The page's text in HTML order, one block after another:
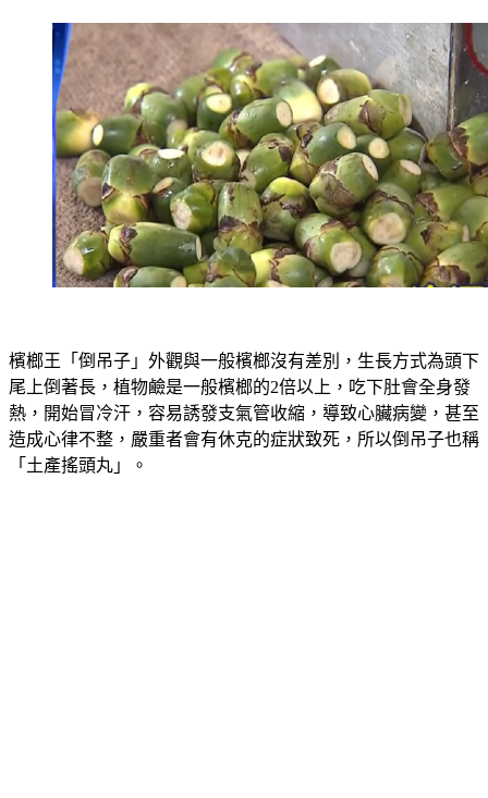
檳榔王「倒吊子」外觀與一般檳榔沒有差別，生長方式為頭下
尾上倒著長，植物鹼是一般檳榔的2倍以上，吃下肚會全身發
熱，開始冒冷汗，容易誘發支氣管收縮，導致心臟病變，甚至
造成心律不整，嚴重者會有休克的症狀致死，所以倒吊子也稱